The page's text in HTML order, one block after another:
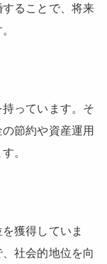
ることで、将来
っています。そ
節約や資産運用
。
獲得していま
社会的地位を向